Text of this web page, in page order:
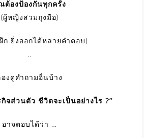
ต้องป้องกันทุกครั้ง
(ผู้หญิงสวมถุงมือ)
ก ยิ่งออกได้หลายคำตอบ)
องดูคำถามอื่นบ้าง
จส่วนตัว ชีวิตจะเป็นอย่างไร ?”
อาจตอบได้ว่า …